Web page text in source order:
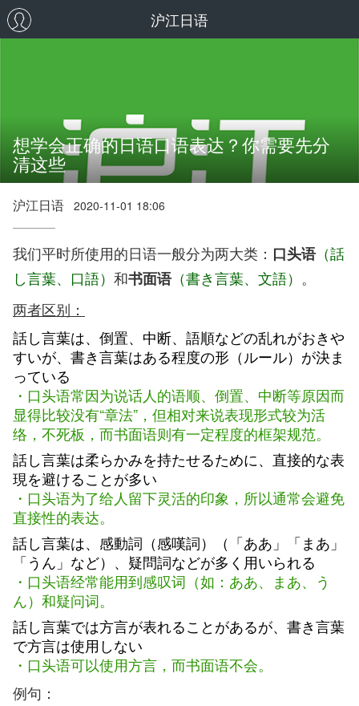
沪江日语
想学会正确的日语口语表达？你需要先分
清这些
沪江日语 2020-11-01 18:06
我们平时所使用的日语一般分为两大类： 口头语（話
し言葉、口語） 和书面语（書き言葉、文語） 。
两者区别：
話し言葉は、倒置、中断、語順などの乱れがおきや
すいが、書き言葉はある程度の形（ルール）が決ま
っている
・口头语常因为说话人的语顺、倒置、中断等原因而
显得比较没有“章法”，但相对来说表现形式较为活
络，不死板，而书面语则有一定程度的框架规范。
話し言葉は柔らかみを持たせるために、直接的な表
現を避けることが多い
・口头语为了给人留下灵活的印象，所以通常会避免
直接性的表达。
話し言葉は、感動詞（感嘆詞）（「ああ」「まあ」
「うん」など）、疑問詞などが多く用いられる
・口头语经常能用到感叹词（如：ああ、まあ、う
ん）和疑问词。
話し言葉では方言が表れることがあるが、書き言葉
で方言は使用しない
・口头语可以使用方言，而书面语不会。
例句：